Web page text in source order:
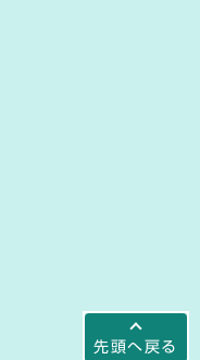
先頭へ戻る